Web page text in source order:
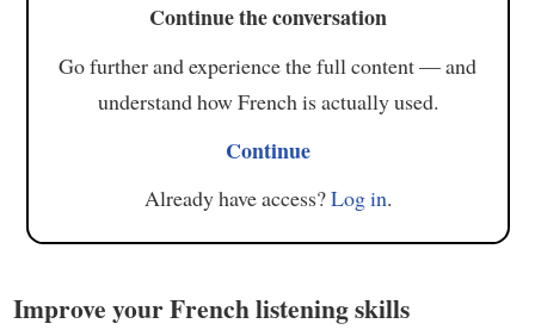
Continue the conversation
Go further and experience the full content — and
understand how French is actually used.
Continue
Already have access?Log in.
Improve your French listening skills